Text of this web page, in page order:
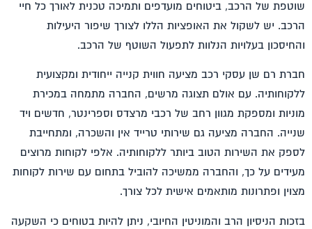
שוטפת של הרכב, ביטוחים מועדפים ותמיכה טכנית לאורך כל חיי
הרכב. יש לשקול את האופציות הללו לצורך שיפור היעילות
והחיסכון בעלויות הנלוות לתפעול השוטף של הרכב.
חברת רם שן עסקי רכב מציעה חווית קנייה ייחודית ומקצועית
ללקוחותיה. עם אולם תצוגה מרשים, החברה מתמחה במכירת
מוניות ומספקת מגוון רחב של רכבי מרצדס וספרינטר, חדשים ויד
שנייה. החברה מציעה גם שירותי טרייד אין והשכרה, ומתחייבת
לספק את השירות הטוב ביותר ללקוחותיה. אלפי לקוחות מרוצים
מעידים על כך, והחברה ממשיכה להוביל בתחום עם שירות לקוחות
מצוין ופתרונות מותאמים אישית לכל צורך.
בזכות הניסיון הרב והמוניטין החיובי, ניתן להיות בטוחים כי השקעה